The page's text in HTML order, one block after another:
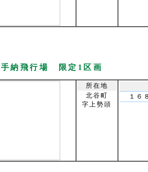
納飛行場 限定1区画
所在地
北谷町
字上勢頭
１６